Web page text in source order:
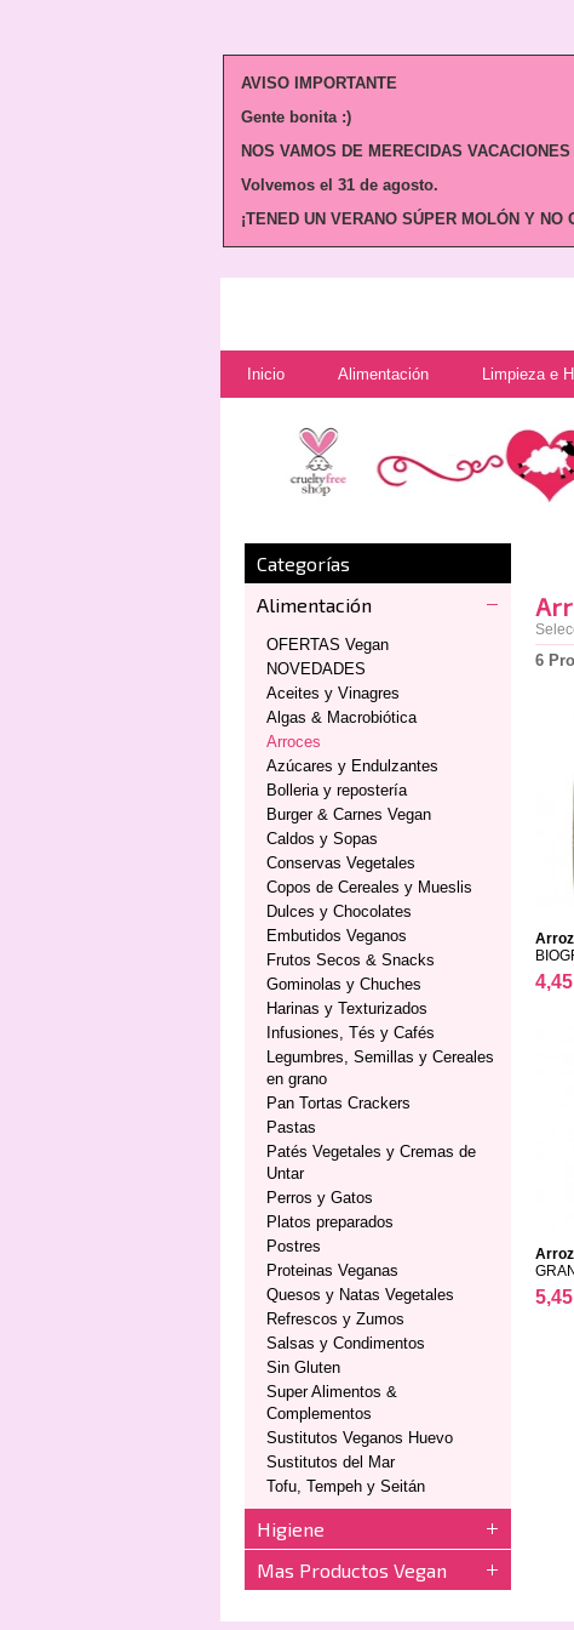
AVISO IMPORTANTE
Gente bonita :)
NOS VAMOS DE MERECIDAS VACACIONES
Volvemos el 31 de agosto.
¡TENED UN VERANO SÚPER MOLÓN Y NO
Inicio Alimentación Limpieza e
Categorías
Alimentación
OFERTAS Vegan
NOVEDADES
Aceites y Vinagres
Algas & Macrobiótica
Arroces
Azúcares y Endulzantes
Bolleria y repostería
Burger & Carnes Vegan
Caldos y Sopas
Conservas Vegetales
Copos de Cereales y Mueslis
Dulces y Chocolates
Embutidos Veganos
Frutos Secos & Snacks
Gominolas y Chuches
Harinas y Texturizados
Infusiones, Tés y Cafés
Legumbres, Semillas y Cereales
en grano
Pan Tortas Crackers
Pastas
Patés Vegetales y Cremas de
Untar
Perros y Gatos
Platos preparados
Postres
Proteinas Veganas
Quesos y Natas Vegetales
Refrescos y Zumos
Salsas y Condimentos
Sin Gluten
Super Alimentos &
Complementos
Sustitutos Veganos Huevo
Sustitutos del Mar
Tofu, Tempeh y Seitán
Higiene
Mas Productos Vegan
6